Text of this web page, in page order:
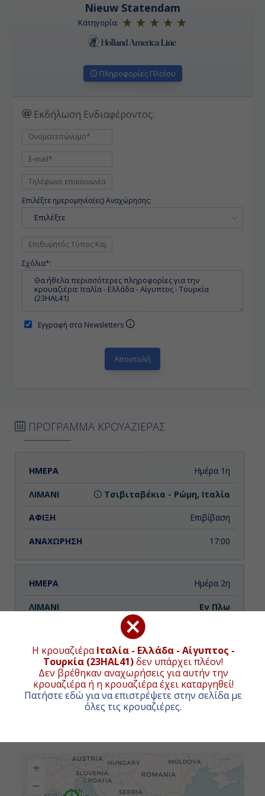
Η κρουαζιέραΙταλία - Ελλάδα - Αίγυπτος -
Τουρκία (23HAL41)δεν υπάρχει πλέον!
Δεν βρέθηκαν αναχωρήσεις για αυτήν την
κρουαζιέρα ή η κρουαζιέρα έχει καταργηθεί!
Πατήστε εδώ για να επιστρέψετε στην σελίδα με
όλες τις κρουαζιέρες.
Nieuw Statendam
Κατηγορία:
Πληροφορίες Πλοίου
Εκδήλωση Ενδιαφέροντος:
Επιλέξτε ημερομηνία(ες) Αναχώρησης:
Επιλέξτε
Σχόλια*:
Εγγραφή στα Newsletters
ΠΡΟΓΡΑΜΜΑ ΚΡΟΥΑΖΙΕΡΑΣ
ΗΜΕΡΑ ΑΝΑΧΩΡΗΣΗ
Ημέρα 1η
Τσιβιταβέκια - Ρώμη, Ιταλία
Επιβίβαση
17:00
Ημέρα 2η
Εν Πλω
-
Ημέρα 3η
08:00
17:00
+
−